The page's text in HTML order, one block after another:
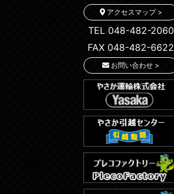
アクセスマップ >
TEL 048-482-2060
FAX 048-482-6622
お問い合わせ >